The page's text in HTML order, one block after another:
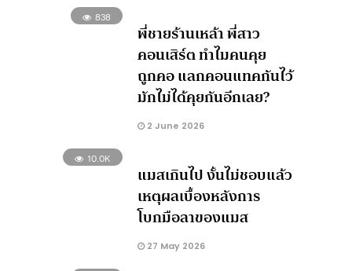
838
พี่ชายร้านเหล้า พี่สาว
คอนเสิร์ต ทำไมคนคุย
ถูกคอ แลกคอนแทคกันไว้
มักไม่ได้คุยกันอีกเลย?
2 June 2026
10.0K
แมสเกินไป งั้นไม่ชอบแล้ว
เหตุผลเบื้องหลังการ
โบกมือลาของแมส
27 May 2026